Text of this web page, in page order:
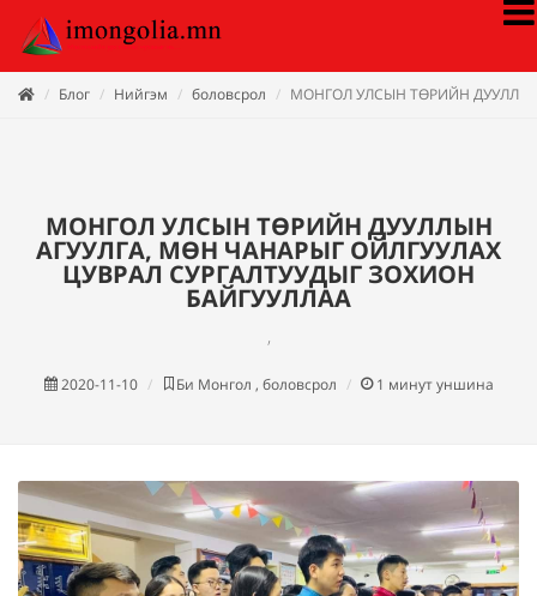
Блог Нийгэм боловсрол МОНГОЛ УЛСЫН ТӨРИЙН
МОНГОЛ УЛСЫН ТӨРИЙН ДУУЛЛЫН
АГУУЛГА, МӨН ЧАНАРЫГ ОЙЛГУУЛАХ
ЦУВРАЛ СУРГАЛТУУДЫГ ЗОХИОН
БАЙГУУЛЛАА
,
2020-11-10 Би Монгол , боловсрол 1 минут уншина